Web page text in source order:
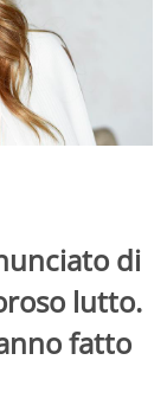
di
lutto.
fatto